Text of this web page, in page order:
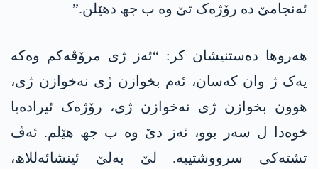
ئەنجامێ دە رۆژەک تێ وە ب جھ دھێلن.”
ھەروھا دەستنیشان کر: “ئەز ژی مرۆڤەکم وەکە
یەک ژ وان کەسان، ئەم بخوازن ژی نەخوازن ژی،
ھوون بخوازن ژی نەخوازن ژی، رۆژەک ئیرادەیا
خوەدا ل سەر بوو، ئەز دێ وە ب جھ ھێلم. ئەڤ
تشتەکی سرووشتییە. لێ بەلێ ئینشائەللاھ،